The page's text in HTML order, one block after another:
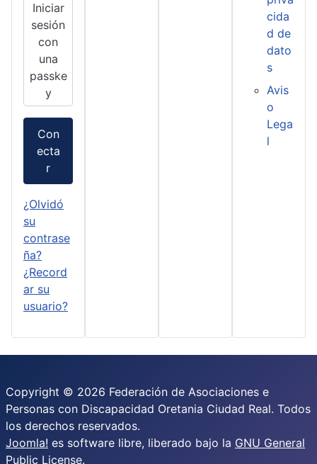
Iniciar
sesión
con
una
passke
y
Con
ecta
r
¿Olvidó
su
contrase
ña?
¿Record
ar su
usuario?
cida
d de
dato
s
Avis
o
Lega
l
Copyright © 2026 Federación de Asociaciones e
Personas con Discapacidad Oretania Ciudad Real. Todos
los derechos reservados.
Joomla! es software libre, liberado bajo la GNU General
Public License.